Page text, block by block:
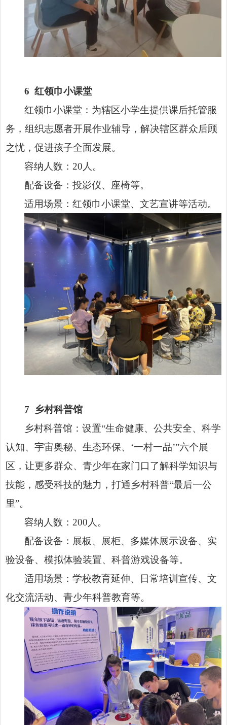
6红领巾小课堂
红领巾小课堂：为辖区小学生提供课后托管服
务，组织志愿者开展作业辅导，解决辖区群众后顾
之忧，促进孩子全面发展。
容纳人数：20人。
配备设备：投影仪、座椅等。
适用场景：红领巾小课堂、文艺宣讲等活动。
7
乡村科普馆
乡村科普馆：设置“生命健康、公共安全、科学
认知、宇宙奥秘、生态环保、‘一村一品’”六个展
区，让更多群众、青少年在家门口了解科学知识与
技能，感受科技的魅力，打通乡村科普“最后一公
里”。
容纳人数：200人。
配备设备：展板、展柜、多媒体展示设备、实
验设备、模拟体验装置、科普游戏设备等。
适用场景：学校教育延伸、日常培训宣传、文
化交流活动、青少年科普教育等。